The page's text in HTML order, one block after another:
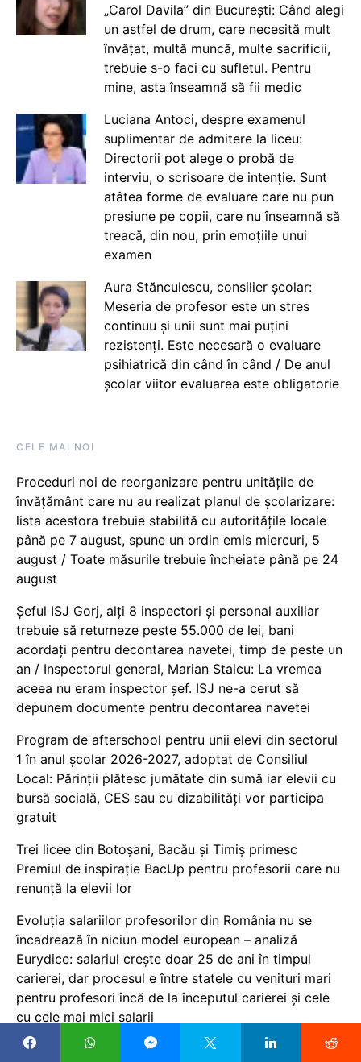
„Carol Davila” din București: Când alegi
un astfel de drum, care necesită mult
învățat, multă muncă, multe sacrificii,
trebuie s-o faci cu sufletul. Pentru
mine, asta înseamnă să fii medic
Luciana Antoci, despre examenul
suplimentar de admitere la liceu:
Directorii pot alege o probă de
interviu, o scrisoare de intenție. Sunt
atâtea forme de evaluare care nu pun
presiune pe copii, care nu înseamnă să
treacă, din nou, prin emoțiile unui
examen
Aura Stănculescu, consilier școlar:
Meseria de profesor este un stres
continuu și unii sunt mai puțini
rezistenți. Este necesară o evaluare
psihiatrică din când în când / De anul
școlar viitor evaluarea este obligatorie
CELE MAI NOI
Proceduri noi de reorganizare pentru unitățile de
învățământ care nu au realizat planul de școlarizare:
lista acestora trebuie stabilită cu autoritățile locale
până pe 7 august, spune un ordin emis miercuri, 5
august / Toate măsurile trebuie încheiate până pe 24
august
Șeful ISJ Gorj, alți 8 inspectori și personal auxiliar
trebuie să returneze peste 55.000 de lei, bani
acordați pentru decontarea navetei, timp de peste un
an / Inspectorul general, Marian Staicu: La vremea
aceea nu eram inspector șef. ISJ ne-a cerut să
depunem documente pentru decontarea navetei
Program de afterschool pentru unii elevi din sectorul
1 în anul școlar 2026-2027, adoptat de Consiliul
Local: Părinții plătesc jumătate din sumă iar elevii cu
bursă socială, CES sau cu dizabilităţi vor participa
gratuit
Trei licee din Botoșani, Bacău și Timiș primesc
Premiul de inspirație BacUp pentru profesorii care nu
renunță la elevii lor
Evoluția salariilor profesorilor din România nu se
încadrează în niciun model european – analiză
Eurydice: salariul crește doar 25 de ani în timpul
carierei, dar procesul e între statele cu venituri mari
pentru profesori încă de la începutul carierei și cele
cu cele mai mici salarii